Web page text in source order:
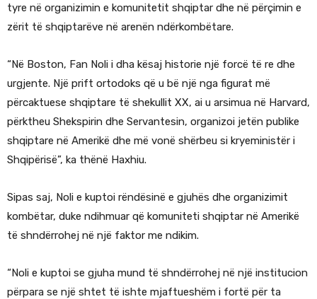
tyre në organizimin e komunitetit shqiptar dhe në përçimin e
zërit të shqiptarëve në arenën ndërkombëtare.
“Në Boston, Fan Noli i dha kësaj historie një forcë të re dhe
urgjente. Një prift ortodoks që u bë një nga figurat më
përcaktuese shqiptare të shekullit XX, ai u arsimua në Harvard,
përktheu Shekspirin dhe Servantesin, organizoi jetën publike
shqiptare në Amerikë dhe më vonë shërbeu si kryeministër i
Shqipërisë”, ka thënë Haxhiu.
Sipas saj, Noli e kuptoi rëndësinë e gjuhës dhe organizimit
kombëtar, duke ndihmuar që komuniteti shqiptar në Amerikë
të shndërrohej në një faktor me ndikim.
“Noli e kuptoi se gjuha mund të shndërrohej në një institucion
përpara se një shtet të ishte mjaftueshëm i fortë për ta